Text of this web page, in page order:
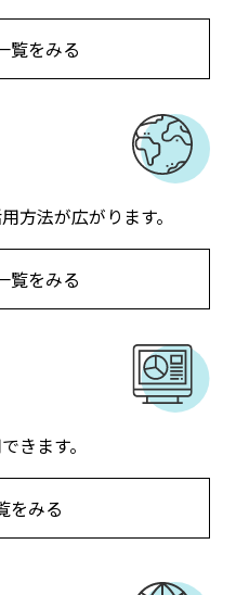
覧をみる
方法が広がります。
覧をみる
きます。
をみる